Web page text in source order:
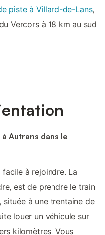
piste à Villard-de-Lans,
Vercors à 18 km au sud
Autrans dans le
à rejoindre. La
est de prendre le train
située à une trentaine de
louer un véhicule sur
kilomètres. Vous